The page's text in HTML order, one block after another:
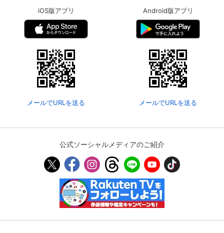
iOS版アプリ
メールでURLを送る
Android版アプリ
メールでURLを送る
公式ソーシャルメディアのご紹介